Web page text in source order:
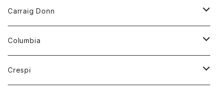
チーフ
ショートパンツ
オーバーオール
カーディガン
ハーフスリーブTシャツ
Carraig Donn
ニット
Columbia
アウター
Crespi